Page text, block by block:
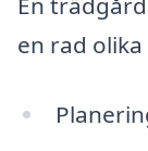
en rad